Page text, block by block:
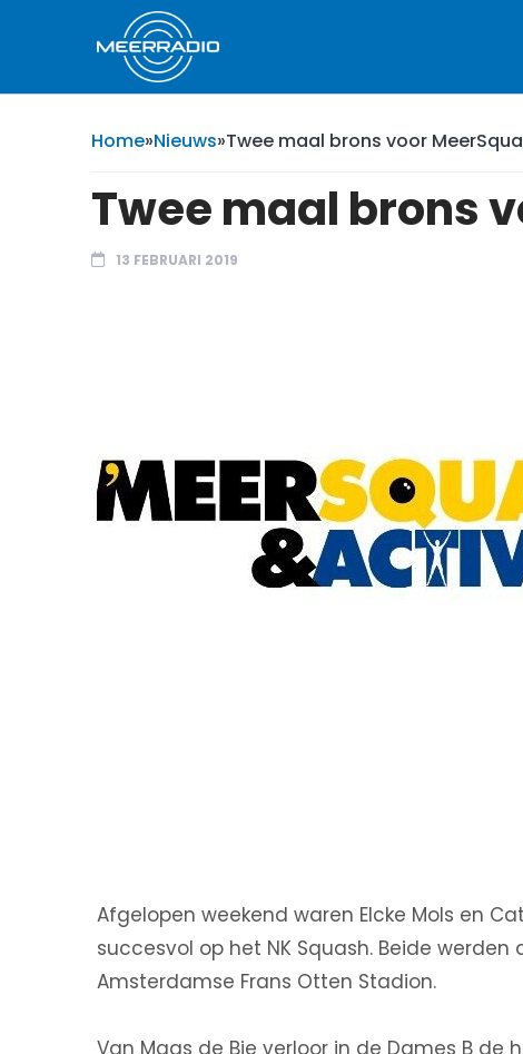
Home»Nieuws»Twee maal brons voor
Twee maal brons
13 FEBRUARI 2019
Afgelopen weekend waren Elcke Mols en
succesvol op het NK Squash. Beide
Amsterdamse Frans Otten Stadion.
Van Maas de Bie verloor in de Dames B